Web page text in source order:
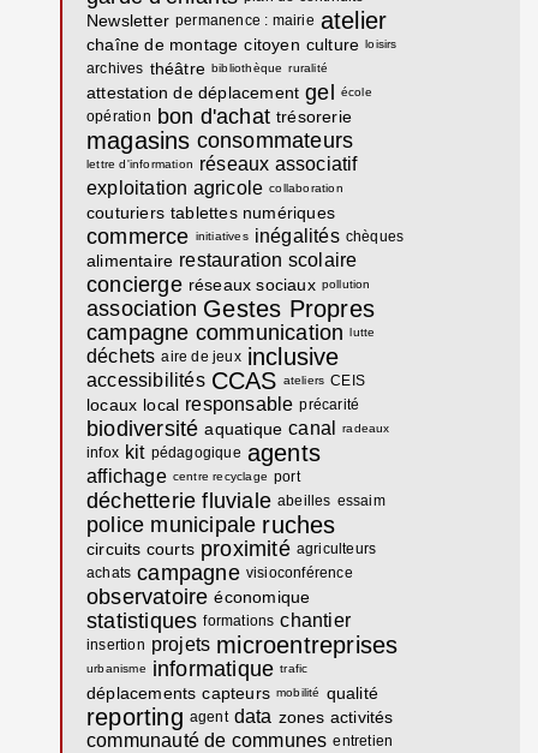
Newsletter permanence : mairie atelier
chaîne de montage citoyen culture loisirs
archives théâtre bibliothèque ruralité
attestation de déplacement gel école
opération bon d'achat trésorerie
magasins consommateurs
lettre d'information
réseaux associatif
exploitation agricole collaboration
couturiers tablettes numériques
commerce initiatives inégalités chèques
alimentaire restauration scolaire
concierge réseaux sociaux pollution
association Gestes Propres
campagne communication lutte
déchets aire de jeux inclusive
accessibilités CCAS ateliers CEIS
locaux local responsable précarité
biodiversité aquatique canal radeaux
infox kit pédagogique agents
affichage centre recyclage port
déchetterie fluviale abeilles essaim
police municipale ruches
circuits courts proximité agriculteurs
achats campagne visioconférence
observatoire économique
statistiques formations chantier
insertion projets microentreprises
urbanisme informatique trafic
déplacements capteurs mobilité qualité
reporting agent data zones activités
communauté de communes entretien